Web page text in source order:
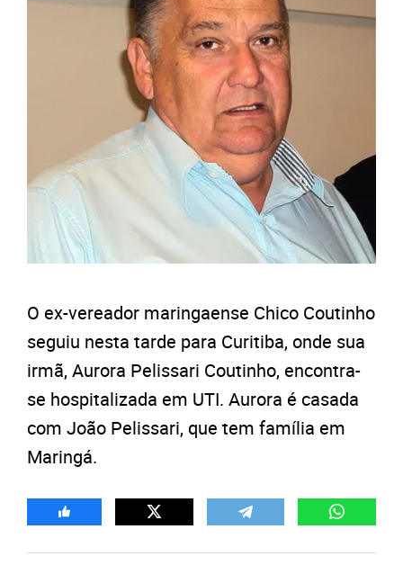
O ex-vereador maringaense Chico Coutinho
seguiu nesta tarde para Curitiba, onde sua
irmã, Aurora Pelissari Coutinho, encontra-
se hospitalizada em UTI. Aurora é casada
com João Pelissari, que tem família em
Maringá.